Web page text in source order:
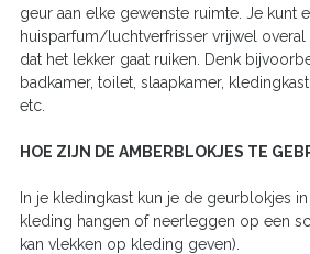
geur aan elke gewenste ruimte. Je kunt
huisparfum/luchtverfrisser vrijwel
dat het lekker gaat ruiken. Denk
badkamer, toilet, slaapkamer,
etc.
HOE ZIJN DE AMBERBLOKJES TE
In je kledingkast kun je de geurblokjes
kleding hangen of neerleggen op een
kan vlekken op kleding geven).